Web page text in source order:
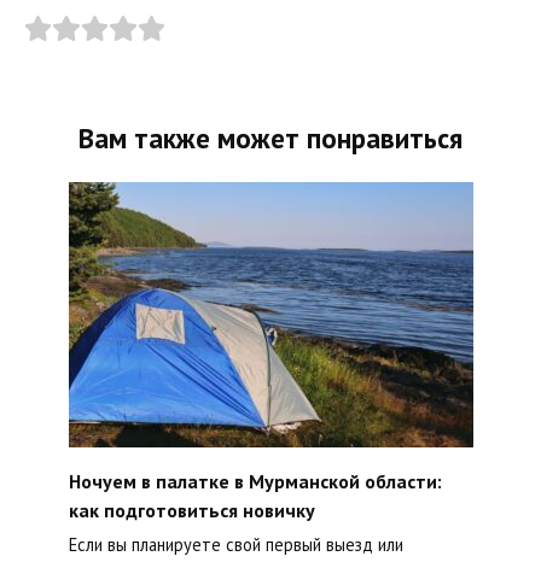
Вам также может понравиться
Ночуем в палатке в Мурманской области:
как подготовиться новичку
Если вы планируете свой первый выезд или